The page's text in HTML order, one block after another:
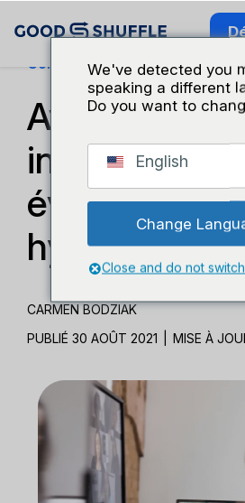
Connaissance Du Secteur
Avantages et
événements
hybrides
CARMEN BODZIAK
PUBLIÉ 30 AOÛT 2021
MISE À
We've detected you
speaking a different
Do you want to
English
Change
Close and do not